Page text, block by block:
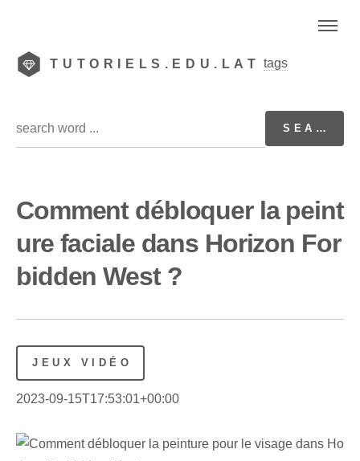
TUTORIELS.EDU.LAT tags
Comment débloquer la peint
ure faciale dans Horizon For
bidden West ?
JEUX VIDÉO
2023-09-15T17:53:01+00:00